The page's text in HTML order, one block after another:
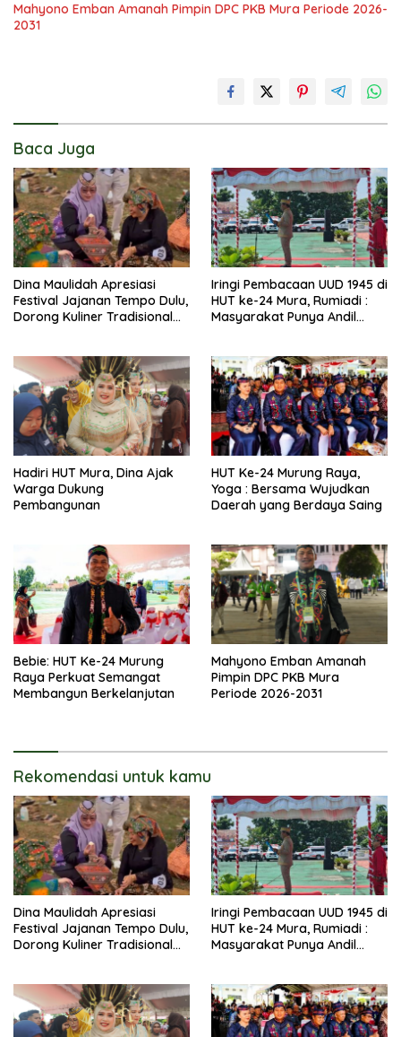
Mahyono Emban Amanah Pimpin DPC PKB Mura Periode 2026-
2031
Baca Juga
Dina Maulidah Apresiasi
Festival Jajanan Tempo Dulu,
Dorong Kuliner Tradisional
Iringi Pembacaan UUD 1945 di
HUT ke-24 Mura, Rumiadi :
Masyarakat Punya Andil
Hadiri HUT Mura, Dina Ajak
Warga Dukung
Pembangunan
HUT Ke-24 Murung Raya,
Yoga : Bersama Wujudkan
Daerah yang Berdaya Saing
Bebie: HUT Ke-24 Murung
Raya Perkuat Semangat
Membangun Berkelanjutan
Mahyono Emban Amanah
Pimpin DPC PKB Mura
Periode 2026-2031
Rekomendasi untuk kamu
Dina Maulidah Apresiasi
Festival Jajanan Tempo Dulu,
Dorong Kuliner Tradisional
Iringi Pembacaan UUD 1945 di
HUT ke-24 Mura, Rumiadi :
Masyarakat Punya Andil